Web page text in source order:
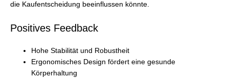
die Kaufentscheidung beeinflussen könnte.
Positives Feedback
Hohe Stabilität und Robustheit
Ergonomisches Design fördert eine gesunde
Körperhaltung